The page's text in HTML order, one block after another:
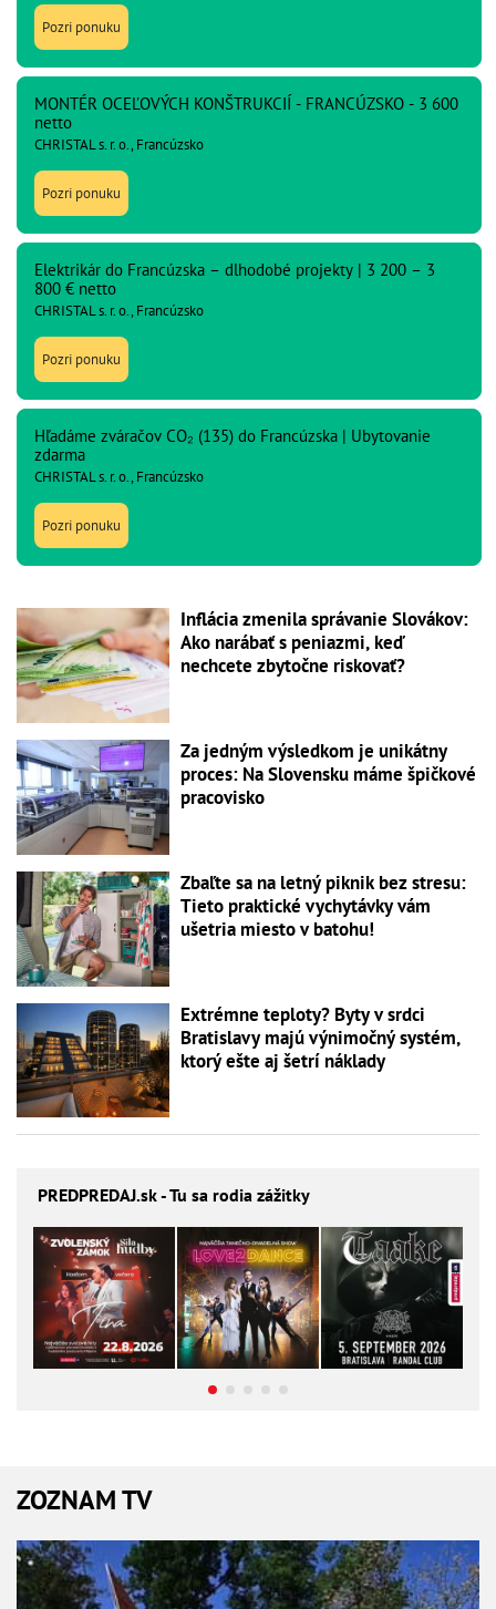
Pozri ponuku
MONTÉR OCEĽOVÝCH KONŠTRUKCIÍ - FRANCÚZSKO - 3 600
netto
CHRISTAL s. r. o., Francúzsko
Pozri ponuku
Elektrikár do Francúzska – dlhodobé projekty | 3 200 – 3
800 € netto
CHRISTAL s. r. o., Francúzsko
Pozri ponuku
Hľadáme zváračov CO₂ (135) do Francúzska | Ubytovanie
zdarma
CHRISTAL s. r. o., Francúzsko
Pozri ponuku
Inflácia zmenila správanie Slovákov:
Ako narábať s peniazmi, keď
nechcete zbytočne riskovať?
Za jedným výsledkom je unikátny
proces: Na Slovensku máme špičkové
pracovisko
Zbaľte sa na letný piknik bez stresu:
Tieto praktické vychytávky vám
ušetria miesto v batohu!
Extrémne teploty? Byty v srdci
Bratislavy majú výnimočný systém,
ktorý ešte aj šetrí náklady
PREDPREDAJ.sk - Tu sa rodia zážitky
ZOZNAM TV